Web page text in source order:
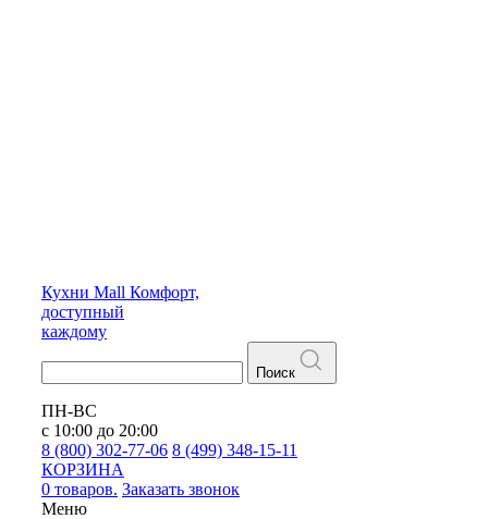
Кухни Mall Комфорт,
доступный
каждому
Поиск
ПН-ВС
с 10:00 до 20:00
8 (800) 302-77-06 8 (499) 348-15-11
КОРЗИНА
0 товаров. Заказать звонок
Меню